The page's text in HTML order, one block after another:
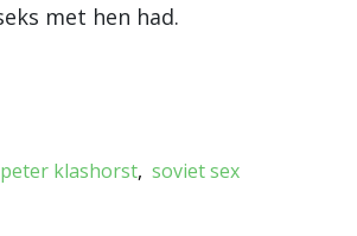
met hen had.
peter klashorst soviet sex